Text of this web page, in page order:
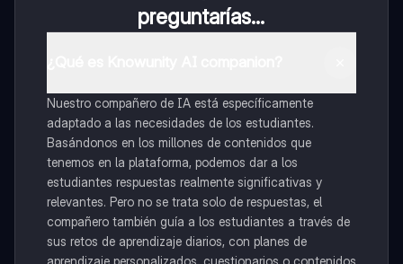
preguntarías...
Nuestro compañero de IA está específicamente
adaptado a las necesidades de los estudiantes.
Basándonos en los millones de contenidos que
tenemos en la plataforma, podemos dar a los
estudiantes respuestas realmente significativas y
relevantes. Pero no se trata solo de respuestas, el
compañero también guía a los estudiantes a través de
sus retos de aprendizaje diarios, con planes de
aprendizaje personalizados, cuestionarios o contenidos